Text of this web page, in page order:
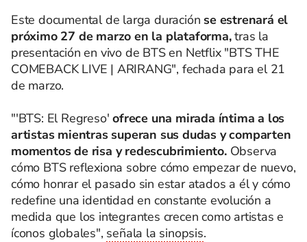
Este documental de larga duración se estrenará el
próximo 27 de marzo en la plataforma,tras la
presentación en vivo de BTS en Netflix "BTS THE
COMEBACK LIVE | ARIRANG", fechada para el 21
de marzo.
"'BTS: El Regreso' ofrece una mirada íntima a los
artistas mientras superan sus dudas y comparten
momentos de risa y redescubrimiento.Observa
cómo BTS reflexiona sobre cómo empezar de nuevo,
cómo honrar el pasado sin estar atados a él y cómo
redefine una identidad en constante evolución a
medida que los integrantes crecen como artistas e
íconos globales", señala la sinopsis.